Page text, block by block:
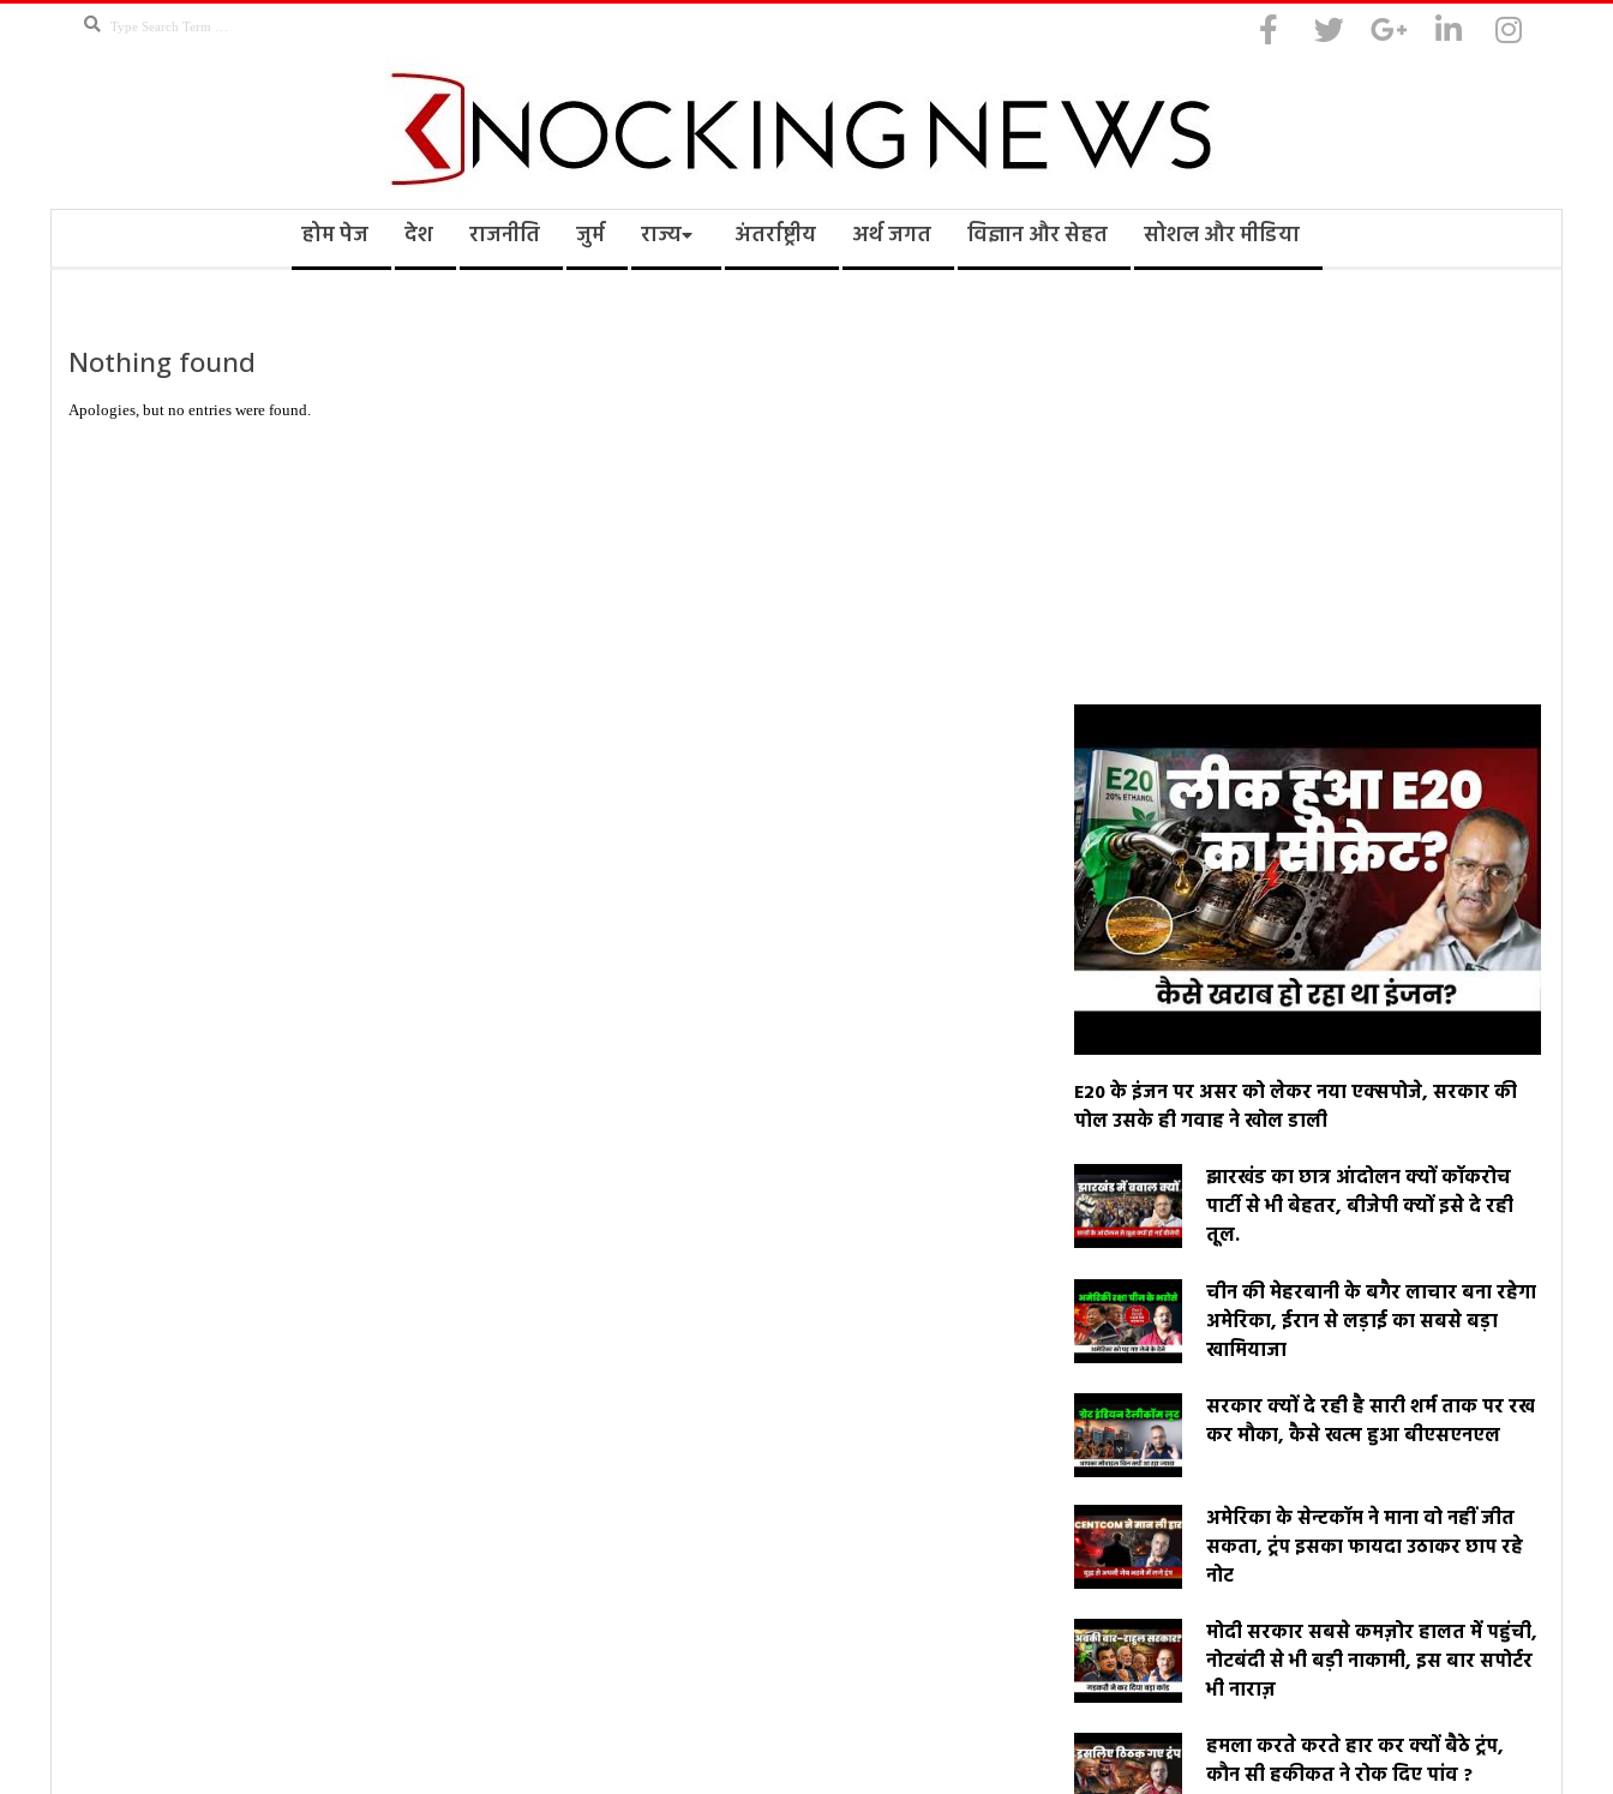
Search
Knocking
होम पेज देश राजनीति जुर्म राज्य अंतर्राष्ट्रीय अर्थ जगत विज्ञान और सेहत सोशल और मीडिया
Nothing found
Apologies, but no entries were found.
E20 के इंजन पर असर को लेकर नया एक्सपोजे, सरकार की
पोल उसके ही गवाह ने खोल डाली
झारखंड का छात्र आंदोलन क्यों कॉकरोच
पार्टी से भी बेहतर, बीजेपी क्यों इसे दे रही
तूल.
चीन की मेहरबानी के बगैर लाचार बना रहेगा
अमेरिका, ईरान से लड़ाई का सबसे बड़ा
खामियाजा
सरकार क्यों दे रही है सारी शर्म ताक पर रख
कर मौका, कैसे खत्म हुआ बीएसएनएल
अमेरिका के सेन्टकॉम ने माना वो नहीं जीत
सकता, ट्रंप इसका फायदा उठाकर छाप रहे
नोट
मोदी सरकार सबसे कमज़ोर हालत में पहुंची,
नोटबंदी से भी बड़ी नाकामी, इस बार सपोर्टर
भी नाराज़
हमला करते करते हार कर क्यों बैठे ट्रंप,
कौन सी हकीकत ने रोक दिए पांव ?